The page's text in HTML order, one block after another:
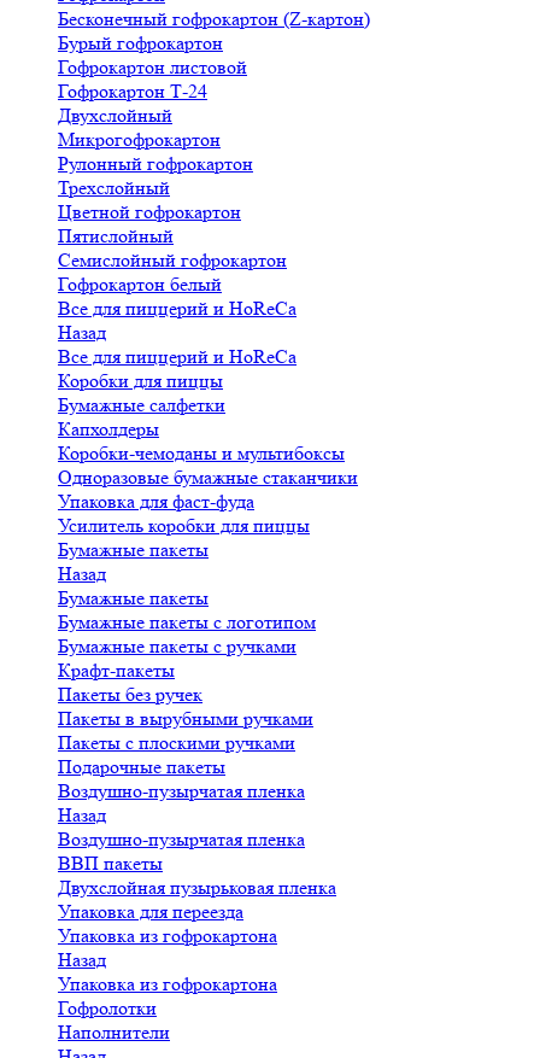
Бесконечный гофрокартон (Z-картон)
Бурый гофрокартон
Гофрокартон листовой
Гофрокартон Т-24
Двухслойный
Микрогофрокартон
Рулонный гофрокартон
Трехслойный
Цветной гофрокартон
Пятислойный
Семислойный гофрокартон
Гофрокартон белый
Все для пиццерий и HoReCa
Назад
Все для пиццерий и HoReCa
Коробки для пиццы
Бумажные салфетки
Капхолдеры
Коробки-чемоданы и мультибоксы
Одноразовые бумажные стаканчики
Упаковка для фаст-фуда
Усилитель коробки для пиццы
Бумажные пакеты
Назад
Бумажные пакеты
Бумажные пакеты с логотипом
Бумажные пакеты с ручками
Крафт-пакеты
Пакеты без ручек
Пакеты в вырубными ручками
Пакеты с плоскими ручками
Подарочные пакеты
Воздушно-пузырчатая пленка
Назад
Воздушно-пузырчатая пленка
ВВП пакеты
Двухслойная пузырьковая пленка
Упаковка для переезда
Упаковка из гофрокартона
Назад
Упаковка из гофрокартона
Гофролотки
Наполнители